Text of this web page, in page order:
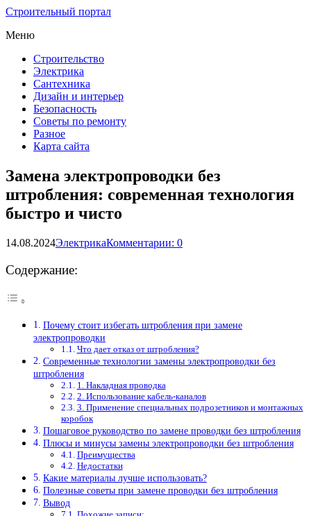
Строительный портал
Меню
Строительство
Электрика
Сантехника
Дизайн и интерьер
Безопасность
Советы по ремонту
Разное
Карта сайта
Замена электропроводки без
штробления: современная технология
быстро и чисто
14.08.2024ЭлектрикаКомментарии: 0
Содержание:
Почему стоит избегать штробления при замене
электропроводки
Что дает отказ от штробления?
Современные технологии замены электропроводки без
штробления
1. Накладная проводка
2. Использование кабель-каналов
3. Применение специальных подрозетников и монтажных
коробок
Пошаговое руководство по замене проводки без штробления
Плюсы и минусы замены электропроводки без штробления
Преимущества
Недостатки
Какие материалы лучше использовать?
Полезные советы при замене проводки без штробления
Вывод